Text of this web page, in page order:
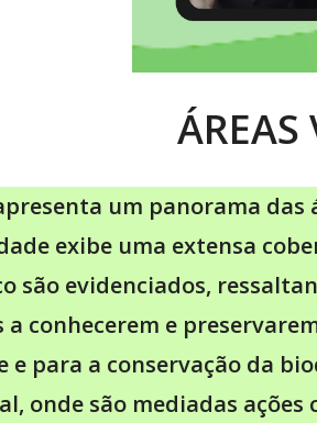
ÁREAS
um panorama das
exibe uma extensa
são evidenciados,
a conhecerem e
e para a conservação da
onde são mediadas